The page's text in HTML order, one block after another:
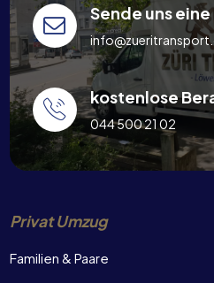
Sende uns eine
kostenlose
044 500 21 02
Privat Umzug
Familien & Paare